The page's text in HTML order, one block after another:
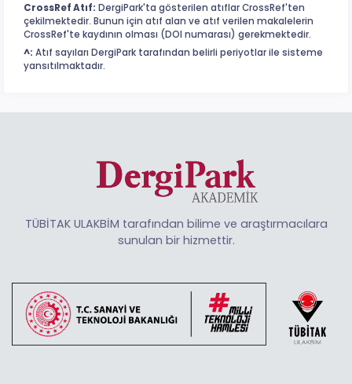
CrossRef Atıf: DergiPark'ta gösterilen atıflar CrossRef'ten
çekilmektedir. Bunun için atıf alan ve atıf verilen makalelerin
CrossRef'te kaydının olması (DOI numarası) gerekmektedir.
^: Atıf sayıları DergiPark tarafından belirli periyotlar ile sisteme
yansıtılmaktadır.
TÜBİTAK ULAKBİM tarafından bilime ve araştırmacılara
sunulan bir hizmettir.